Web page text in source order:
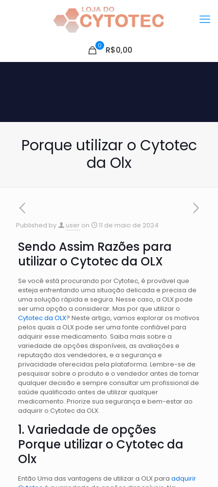
0 R$0,00
Porque utilizar o Cytotec
da Olx
Published by user on 11 de maio de 2024
Sendo Assim Razões para
utilizar o Cytotec da OLX
Se você está procurando por Cytotec, é provável que
esteja enfrentando uma situação delicada e precisa de
uma solução rápida e segura. Nesse caso, a OLX pode
ser uma opção a considerar. Mas por que utilizar o
Cytotec da OLX? Neste artigo, vamos explorar os motivos
pelos quais a OLX pode ser uma fonte confiável para
adquirir esse medicamento. Saiba mais sobre a
variedade de opções disponíveis, as avaliações e
reputação dos vendedores, e a segurança e
privacidade oferecidas pela plataforma. Lembre-se de
pesquisar sobre o produto e o vendedor antes de tomar
qualquer decisão e sempre consultar um profissional de
saúde qualificado antes de utilizar qualquer
medicamento. Priorize sua segurança e bem-estar ao
adquirir o Cytotec da OLX.
1. Variedade de opções
Porque utilizar o Cytotec da
Olx
Então Uma das vantagens de utilizar a OLX para adquirir